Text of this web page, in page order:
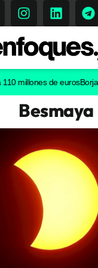
de eurosBorja
Besmaya